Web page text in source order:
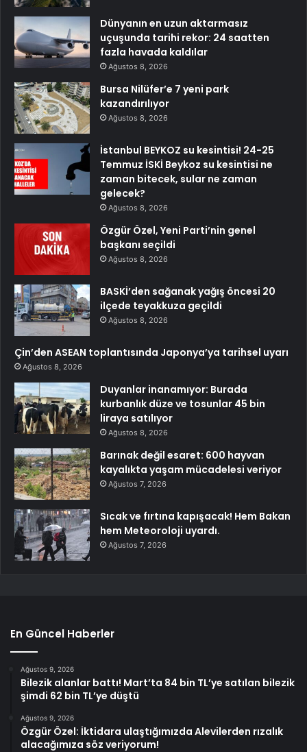
Dünyanın en uzun aktarmasız
uçuşunda tarihi rekor: 24 saatten
fazla havada kaldılar
Ağustos 8, 2026
Bursa Nilüfer’e 7 yeni park
kazandırılıyor
Ağustos 8, 2026
İstanbul BEYKOZ su kesintisi! 24-25
Temmuz İSKİ Beykoz su kesintisi ne
zaman bitecek, sular ne zaman
gelecek?
Ağustos 8, 2026
Özgür Özel, Yeni Parti’nin genel
başkanı seçildi
Ağustos 8, 2026
BASKİ’den sağanak yağış öncesi 20
ilçede teyakkuza geçildi
Ağustos 8, 2026
Çin’den ASEAN toplantısında Japonya’ya tarihsel uyarı
Ağustos 8, 2026
Duyanlar inanamıyor: Burada
kurbanlık düze ve tosunlar 45 bin
liraya satılıyor
Ağustos 8, 2026
Barınak değil esaret: 600 hayvan
kayalıkta yaşam mücadelesi veriyor
Ağustos 7, 2026
Sıcak ve fırtına kapışacak! Hem Bakan
hem Meteoroloji uyardı.
Ağustos 7, 2026
En Güncel Haberler
Ağustos 9, 2026
Bilezik alanlar battı! Mart’ta 84 bin TL’ye satılan bilezik
şimdi 62 bin TL’ye düştü
Ağustos 9, 2026
Özgür Özel: İktidara ulaştığımızda Alevilerden rızalık
alacağımıza söz veriyorum!